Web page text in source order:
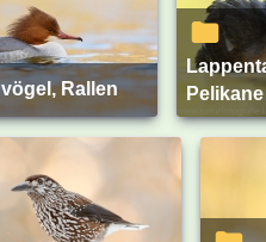
Rallen
Lappentaucher,
Pelikane